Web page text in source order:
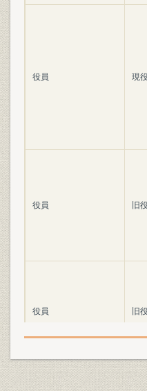
役員 現
役員 旧
役員 旧
役員 役